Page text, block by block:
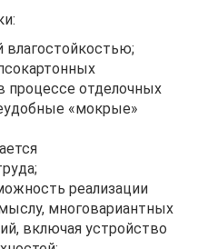
процессе отделочных
«мокрые»
реализации
многовариантных
включая устройство